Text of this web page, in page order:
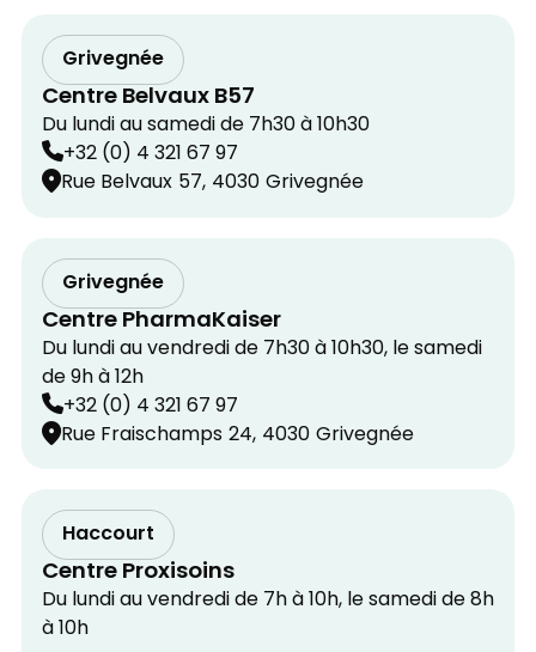
Grivegnée
Centre Belvaux B57
Du lundi au samedi de 7h30 à 10h30
+32 (0) 4 321 67 97
Rue Belvaux 57, 4030 Grivegnée
Grivegnée
Centre PharmaKaiser
Du lundi au vendredi de 7h30 à 10h30, le samedi
de 9h à 12h
+32 (0) 4 321 67 97
Rue Fraischamps 24, 4030 Grivegnée
Haccourt
Centre Proxisoins
Du lundi au vendredi de 7h à 10h, le samedi de 8h
à 10h